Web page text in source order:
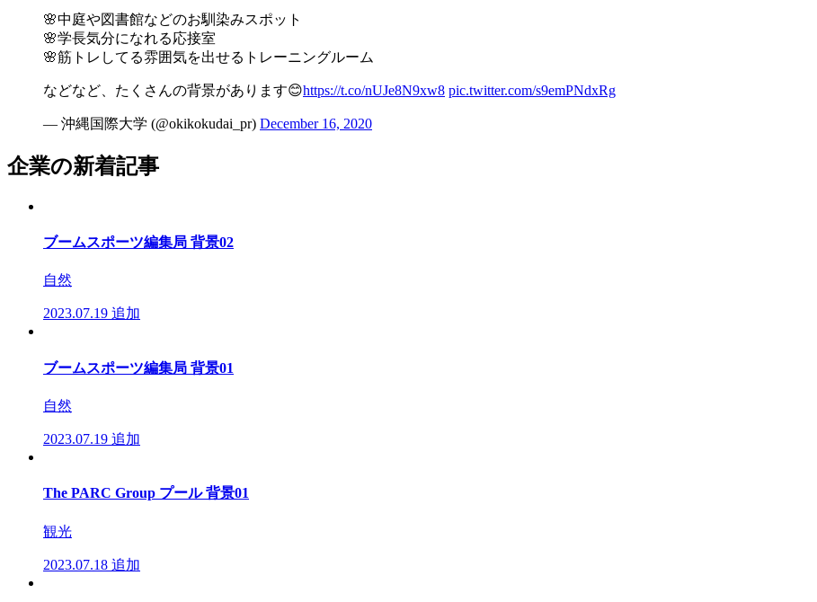
🌸中庭や図書館などのお馴染みスポット
🌸学長気分になれる応接室
🌸筋トレしてる雰囲気を出せるトレーニングルーム
などなど、たくさんの背景があります😊https://t.co/nUJe8N9xw8 pic.twitter.com/s9emPNdxRg
— 沖縄国際大学 (@okikokudai_pr) December 16, 2020
企業の新着記事
ブームスポーツ編集局 背景02
自然
2023.07.19 追加
ブームスポーツ編集局 背景01
自然
2023.07.19 追加
The PARC Group プール 背景01
観光
2023.07.18 追加